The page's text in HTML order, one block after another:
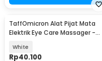
TaffOmicron Alat Pijat Mata
Elektrik Eye Care Massager -
White
Rp40.100